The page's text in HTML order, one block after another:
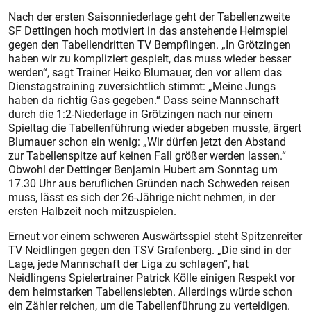
Nach der ersten Saisonniederlage geht der Tabellenzweite
SF Dettingen hoch motiviert in das anstehende Heimspiel
gegen den Tabellendritten TV Bempflingen. „In Grötzingen
haben wir zu kompliziert gespielt, das muss wieder besser
werden“, sagt Trainer Heiko Blumauer, den vor allem das
Dienstagstraining zuversichtlich stimmt: „Meine Jungs
haben da richtig Gas gegeben.“ Dass seine Mannschaft
durch die 1:2-Niederlage in Grötzingen nach nur einem
Spieltag die Tabellenführung wieder abgeben musste, ärgert
Blumauer schon ein wenig: „Wir dürfen jetzt den Abstand
zur Tabellenspitze auf keinen Fall größer werden lassen.“
Obwohl der Dettinger Benjamin Hubert am Sonntag um
17.30 Uhr aus beruflichen Gründen nach Schweden reisen
muss, lässt es sich der 26-Jährige nicht nehmen, in der
ersten Halbzeit noch mitzuspielen.
Erneut vor einem schweren Auswärtsspiel steht Spitzenreiter
TV Neidlingen gegen den TSV Grafenberg. „Die sind in der
Lage, jede Mannschaft der Liga zu schlagen“, hat
Neidlingens Spielertrainer Patrick Kölle einigen Respekt vor
dem heimstarken Tabellensiebten. Allerdings würde schon
ein Zähler reichen, um die Tabellenführung zu verteidigen.